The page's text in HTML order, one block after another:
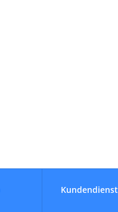
Kundendienst